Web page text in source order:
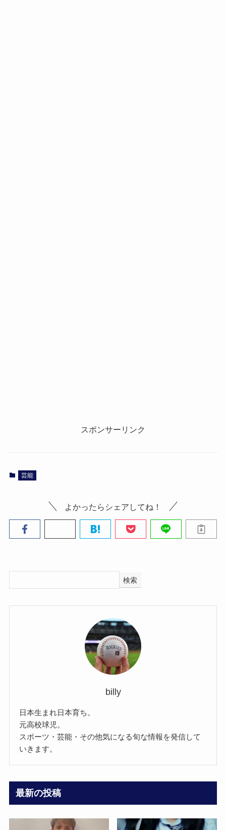
スポンサーリンク
芸能
よかったらシェアしてね！
検索
billy
日本生まれ日本育ち。
元高校球児。
スポーツ・芸能・その他気になる旬な情報を発信して
いきます。
最新の投稿